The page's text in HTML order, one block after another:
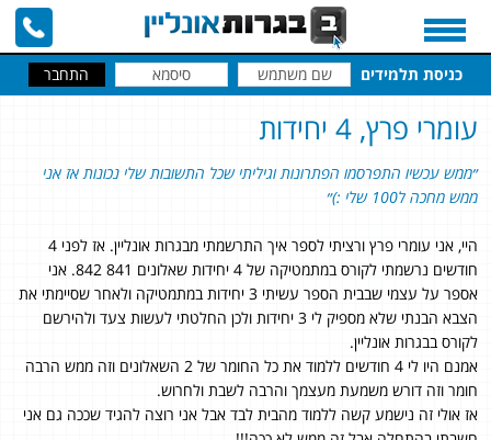
כניסת תלמידים
עומרי פרץ, 4 יחידות
״ממש עכשיו התפרסמו הפתרונות וגיליתי שכל התשובות שלי נכונות אז אני
ממש מחכה ל100 שלי :)״
היי, אני עומרי פרץ ורציתי לספר איך התרשמתי מבגרות אונליין. אז לפני 4
חודשים נרשמתי לקורס במתמטיקה של 4 יחידות שאלונים 841 842. אני
אספר על עצמי שבבית הספר עשיתי 3 יחידות במתמטיקה ולאחר שסיימתי את
הצבא הבנתי שלא מספיק לי 3 יחידות ולכן החלטתי לעשות צעד ולהירשם
לקורס בבגרות אונליין.
אמנם היו לי 4 חודשים ללמוד את כל החומר של 2 השאלונים וזה ממש הרבה
חומר וזה דורש משמעת מעצמך והרבה לשבת ולחרוש.
אז אולי זה נישמע קשה ללמוד מהבית לבד אבל אני רוצה להגיד שככה גם אני